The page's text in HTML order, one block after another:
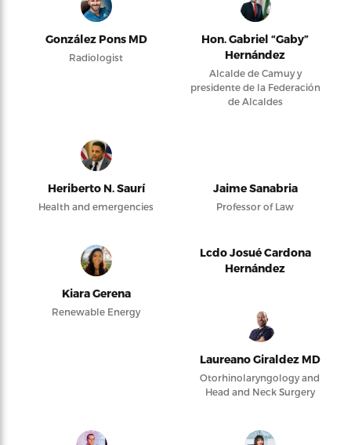
González Pons MD
Radiologist
Hon. Gabriel “Gaby”
Hernández
Alcalde de Camuy y
presidente de la Federación
de Alcaldes
Heriberto N. Saurí
Health and emergencies
Jaime Sanabria
Professor of Law
Kiara Gerena
Renewable Energy
Lcdo Josué Cardona
Hernández
Laureano Giraldez MD
Otorhinolaryngology and
Head and Neck Surgery